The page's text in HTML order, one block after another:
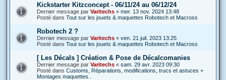
Kickstarter Kitzconcept - 06/11/24 au 06/12/24
Dernier message par Varitechs « mer. 13 nov. 2024 13:48
Posté dans Tout sur les jouets & maquettes Robotech et Macross
Robotech 2 ?
Dernier message par Varitechs « ven. 21 juil. 2023 13:25
Posté dans Tout sur les jouets & maquettes Robotech et Macross
[ Les Décals ] Création & Pose de Décalcomanies
Dernier message par Varitechs « sam. 29 avr. 2023 09:30
Posté dans Customs, Réparations, modifications, trucs et astuces +
Montages maquettes..